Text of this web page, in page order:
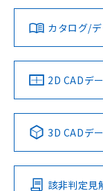
取りつけ穴加工図
ダウンロードデー
みください。
ソフトウェアの使用
こ
カタログ/
2D CADデ
3D CADデ
該非判定見